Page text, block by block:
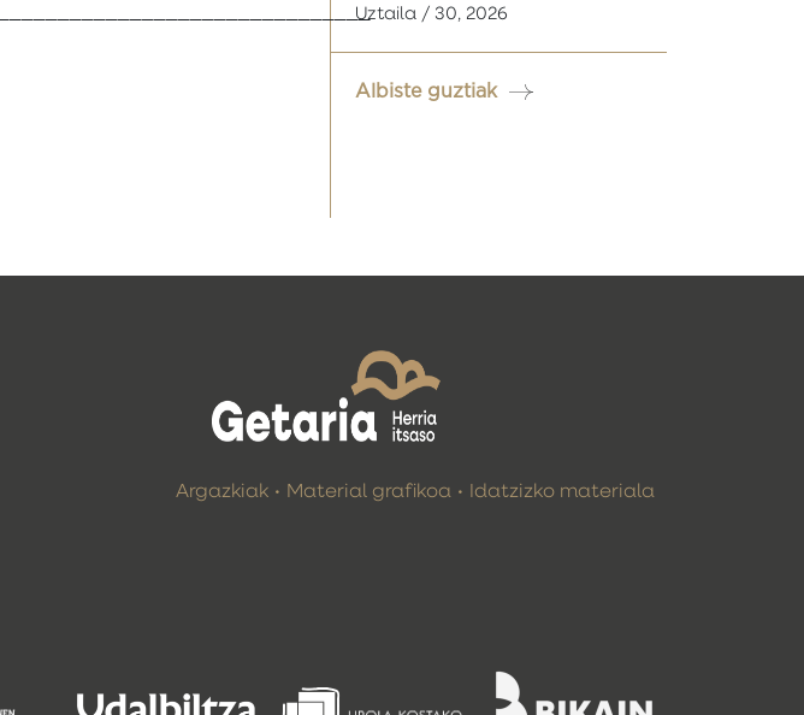
Uztaila / 30, 2026
Albiste guztiak
Argazkiak Material grafikoa Idatzizko materiala